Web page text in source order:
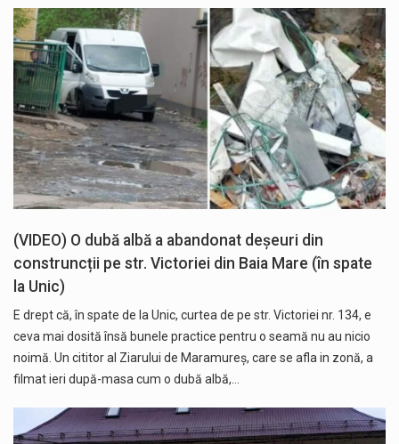
(VIDEO) O dubă albă a abandonat deșeuri din
construncții pe str. Victoriei din Baia Mare (în spate
la Unic)
E drept că, în spate de la Unic, curtea de pe str. Victoriei nr. 134, e
ceva mai dosită însă bunele practice pentru o seamă nu au nicio
noimă. Un cititor al Ziarului de Maramureș, care se afla in zonă, a
filmat ieri după-masa cum o dubă albă,…